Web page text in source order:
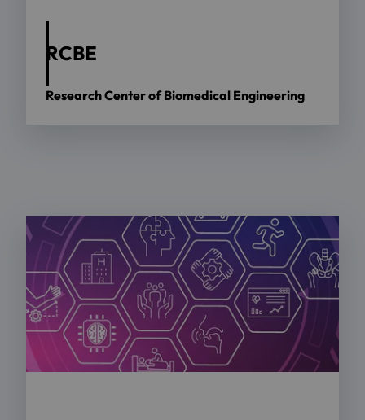
RCBE
Research Center of Biomedical Engineering